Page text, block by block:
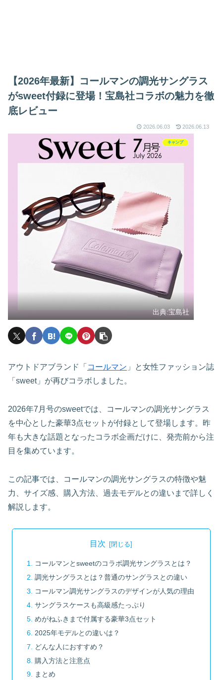
【2026年最新】コールマンの調光サングラス
がsweet付録に登場！宝島社コラボの魅力を徹
底レビュー
2026.06.03 2026.06.13
キャンプ
出典:宝島社
アウトドアブランド「 コールマン 」と女性ファッション誌
「sweet」が再びコラボしました。
2026年7月号のsweetでは、コールマンの調光サングラス
を中心とした豪華3点セットが付録として登場します。昨
年も大きな話題となったコラボ企画だけに、発売前から注
目を集めています。
この記事では、コールマンの調光サングラスの特徴や魅
力、サイズ感、購入方法、過去モデルとの違いまで詳しく
解説します。
目次
コールマンとsweetのコラボ調光サングラスとは？
調光サングラスとは？普通のサングラスとの違い
コールマン調光サングラスのデザインが人気の理由
サングラスケースも高級感たっぷり
めがねふきまで付属する豪華3点セット
2025年モデルとの違いは？
どんな人におすすめ？
購入方法と注意点
まとめ